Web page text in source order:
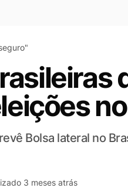
Bolsa lateral no
3 meses atrás